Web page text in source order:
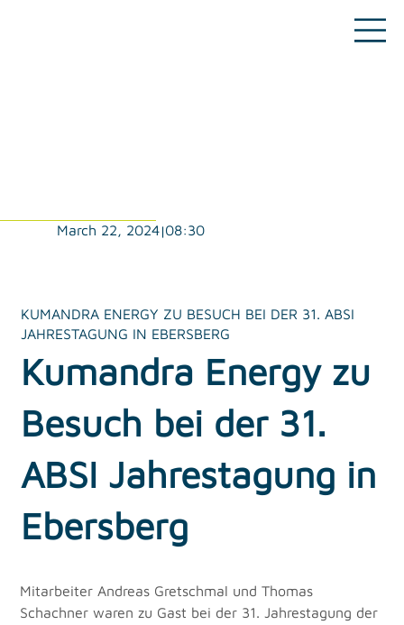
March 22, 2024|08:30
KUMANDRA ENERGY ZU BESUCH BEI DER 31. ABSI
JAHRESTAGUNG IN EBERSBERG
Kumandra Energy zu
Besuch bei der 31.
ABSI Jahrestagung in
Ebersberg
Mitarbeiter Andreas Gretschmal und Thomas
Schachner waren zu Gast bei der 31. Jahrestagung der